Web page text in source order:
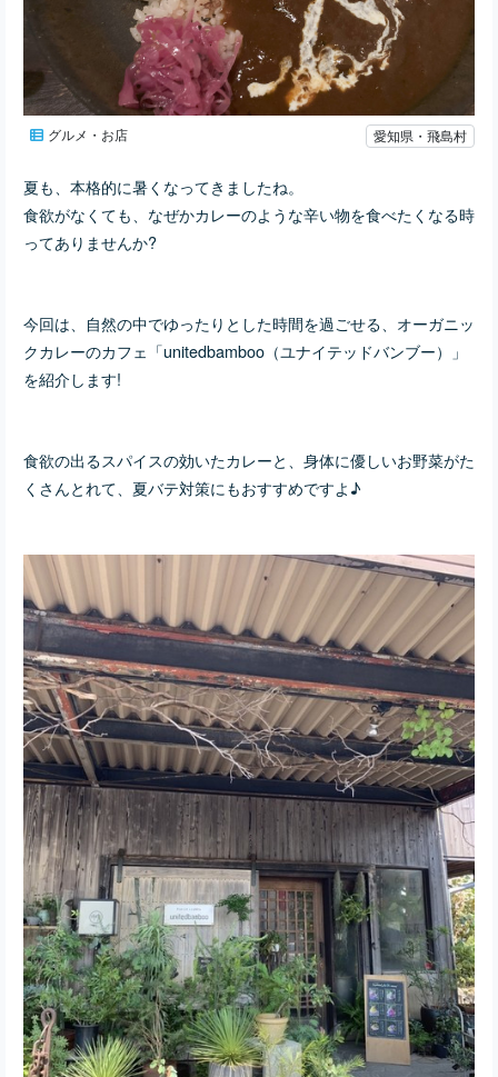
グルメ・お店 愛知県・飛島村
夏も、本格的に暑くなってきましたね。
食欲がなくても、なぜかカレーのような辛い物を食べたくなる時
ってありませんか?
今回は、自然の中でゆったりとした時間を過ごせる、オーガニッ
クカレーのカフェ「unitedbamboo（ユナイテッドバンブー）」
を紹介します!
食欲の出るスパイスの効いたカレーと、身体に優しいお野菜がた
くさんとれて、夏バテ対策にもおすすめですよ♪